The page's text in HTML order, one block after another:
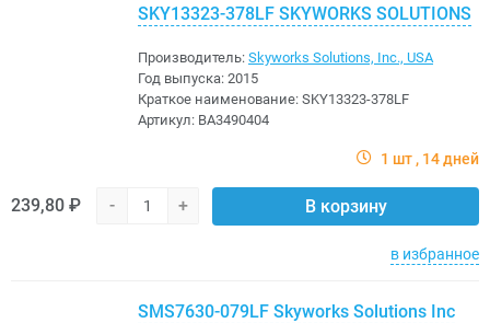
SKY13323-378LF SKYWORKS SOLUTIONS
Производитель: Skyworks Solutions, Inc., USA
Год выпуска: 2015
Краткое наименование: SKY13323-378LF
Артикул: BA3490404
1 шт 14 дней
239,80 ₽ - + В корзину
в избранное
SMS7630-079LF Skyworks Solutions Inc